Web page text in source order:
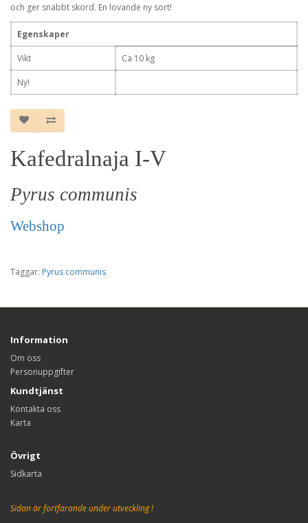
och ger snabbt skörd. En lovande ny sort!
Egenskaper
Vikt Ca 10 kg
Ny!
Kafedralnaja I-V
Pyrus communis
Webshop
Taggar: Pyrus communis
Information
Om oss
Personuppgifter
Kundtjänst
Kontakta oss
Karta
Övrigt
Sidkarta
Sidan är fortfarande under utveckling !